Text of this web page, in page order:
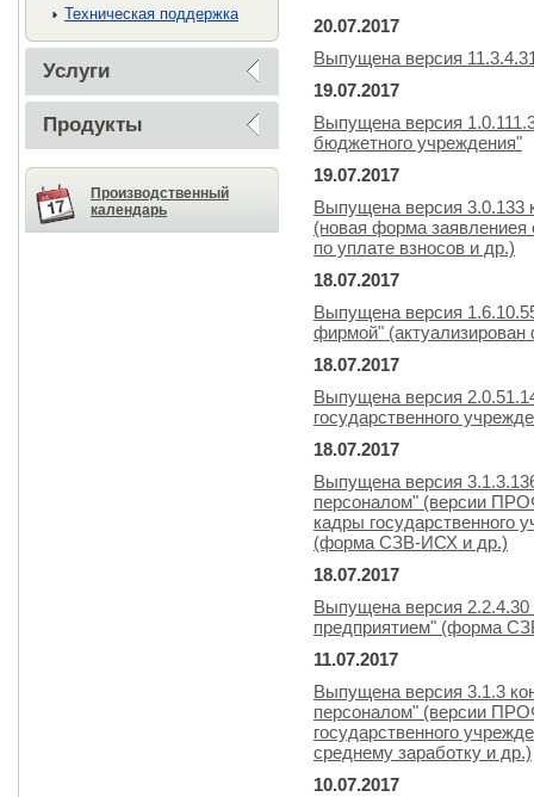
Техническая поддержка
Услуги
Продукты
Производственный
календарь
20.07.2017
Выпущена версия
19.07.2017
Выпущена версия
бюджетного учреждения"
19.07.2017
Выпущена версия 3.0.133
(новая форма заявлениея
по уплате взносов и др.)
18.07.2017
Выпущена версия
фирмой"
18.07.2017
Выпущена версия
государственного
18.07.2017
Выпущена версия
персоналом" (версии
кадры
(форма СЗВ-ИСХ и др.)
18.07.2017
Выпущена версия
предприятием" (форма
11.07.2017
Выпущена версия 3.1.3
персоналом" (версии
государственного
среднему заработку и др.)
10.07.2017